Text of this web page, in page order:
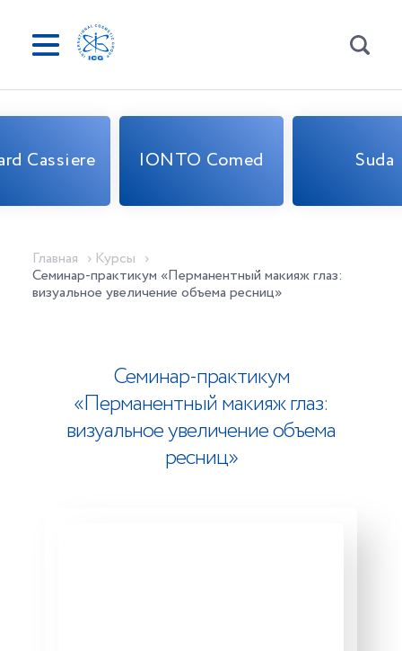
ICG
Cassiere IONTO Comed Suda
Главная
Курсы
Семинар-практикум «Перманентный макияж глаз:
визуальное увеличение объема ресниц»
Семинар-практикум
«Перманентный макияж глаз:
визуальное увеличение объема
ресниц»